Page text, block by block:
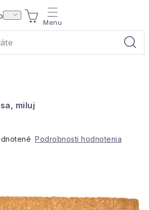
NÁKUPNÝ
KOŠÍK
miluj
Podrobnosti hodnotenia